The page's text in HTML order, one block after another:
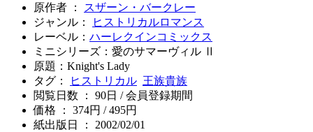
原作者 ： スザーン・バークレー
ジャンル：
ヒストリカルロマンス
レーベル： ハーレクインコミックス
ミニシリーズ：愛のサマーヴィル Ⅱ
原題：Knight's Lady
タグ：
ヒストリカル 王族貴族
閲覧日数 ： 90日 / 会員登録期間
価格 ： 374円 / 495円
紙出版日 ： 2002/02/01